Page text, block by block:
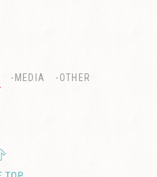
-MEDIA -OTHER